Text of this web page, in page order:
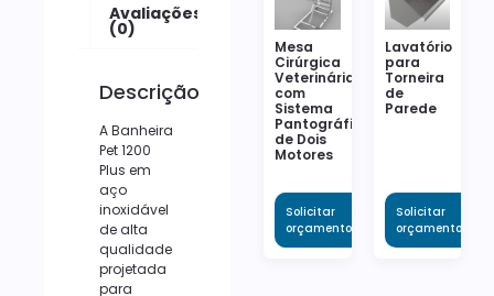
Avaliações
(0)
Descrição
A Banheira
Pet 1200
Plus em
aço
inoxidável
de alta
qualidade
projetada
para
Mesa
Cirúrgica
Veterinária
com
Sistema
Pantográfico
de Dois
Motores
Solicitar
orçamento
Lavatório
para
Torneira
de
Parede
Solicitar
orçamento